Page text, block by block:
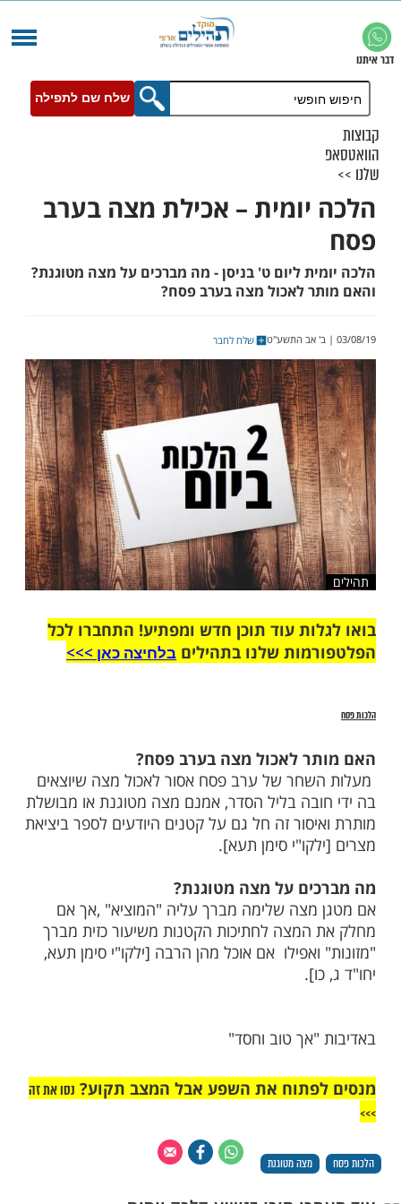
שלח שם לתפילה
– אכילת מצה בערב
ליום ט' בניסן - מה מברכים על מצה מטוגנת?
לאכול מצה בערב פסח?
שלח לחבר
עוד תוכן חדש ומפתיע! התחברו לכל
שלנו בתהיליםבלחיצה כאן >>>​
לאכול מצה בערב פסח?
של ערב פסח אסור לאכול מצה שיוצאים
זה חל גם על קטנים היודעים לספר ביציאת
סימן תעא].
על מצה מטוגנת?
שלימה מברך עליה "המוציא" ,אך אם
לחתיכות הקטנות משיעור כזית מברך